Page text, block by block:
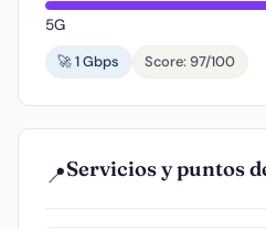
5G
🚀 1 Gbps
Score: 97/100
📍Servicios y puntos